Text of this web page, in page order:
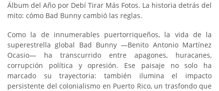
Álbum del Año por Debí Tirar Más Fotos. La historia detrás del
mito: cómo Bad Bunny cambió las reglas.
Como la de innumerables puertorriqueños, la vida de la
superestrella global Bad Bunny —Benito Antonio Martínez
Ocasio— ha transcurrido entre apagones, huracanes,
corrupción política y opresión. Ese paisaje no solo ha
marcado su trayectoria: también ilumina el impacto
persistente del colonialismo en Puerto Rico, un trasfondo que